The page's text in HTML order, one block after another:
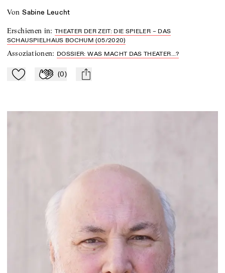
von Sabine Leucht
Erschienen in:THEATER DER ZEIT: DIE SPIELER – DAS
SCHAUSPIELHAUS BOCHUM (05/2020)
Assoziationen: DOSSIER: WAS MACHT DAS THEATER...?
Zu Mein-TdZ hinzufügen
Applaudieren
(0) mail